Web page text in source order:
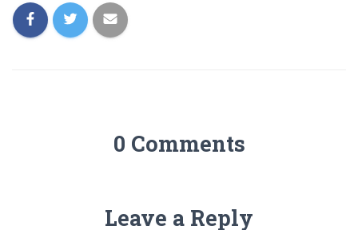
0 Comments
Leave a Reply